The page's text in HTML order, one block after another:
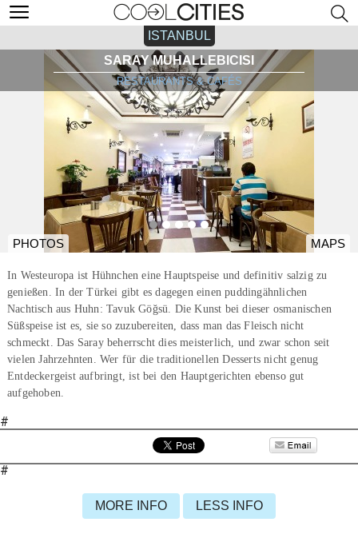
ISTANBUL
SARAY MUHALLEBICISI
RESTAURANTS & CAFÉS
PHOTOS MAPS
In Westeuropa ist Hühnchen eine Hauptspeise und definitiv salzig zu
genießen. In der Türkei gibt es dagegen einen puddingähnlichen
Nachtisch aus Huhn: Tavuk Göğsü. Die Kunst bei dieser osmanischen
Süßspeise ist es, sie so zuzubereiten, dass man das Fleisch nicht
schmeckt. Das Saray beherrscht dies meisterlich, und zwar schon seit
vielen Jahrzehnten. Wer für die traditionellen Desserts nicht genug
Entdeckergeist aufbringt, ist bei den Hauptgerichten ebenso gut
aufgehoben.
#
#
MORE INFO LESS INFO